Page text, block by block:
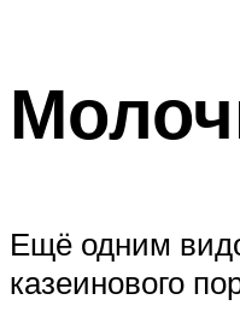
Ещё одним
казеинового